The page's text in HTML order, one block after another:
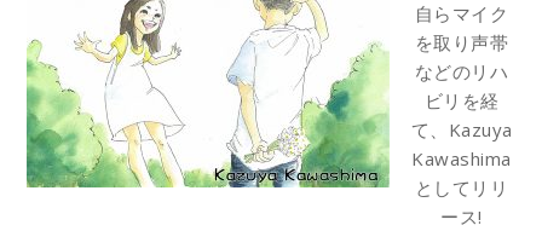
自らマイク
を取り声帯
などのリハ
ビリを経
て、Kazuya
Kawashima
としてリリ
ース!